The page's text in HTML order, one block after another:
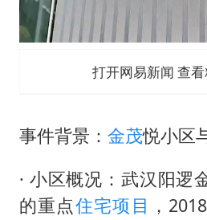
习近平
打开网易新闻 查
事件背景： 金茂悦小区
· 小区概况：武汉阳逻
的重点住宅项目 ，